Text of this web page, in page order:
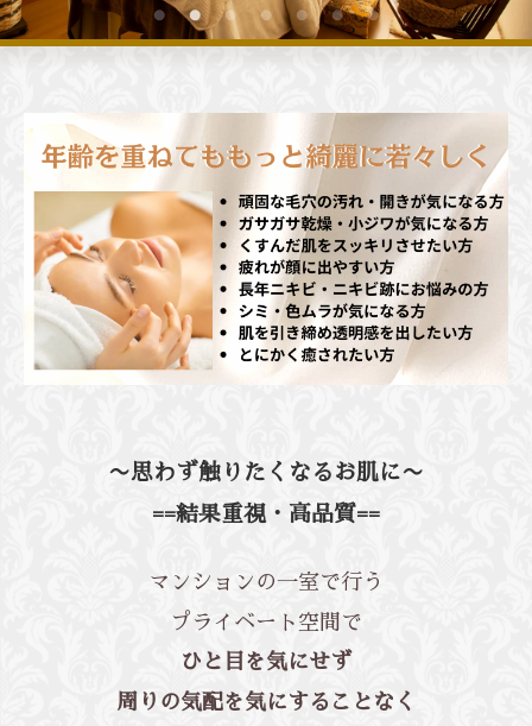
〜思わず触りたくなるお肌に〜
==結果重視・高品質==
マンションの一室で行う
プライベート空間で
ひと目を気にせず
周りの気配を気にすることなく